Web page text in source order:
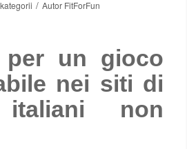
/ Autor FitForFun
per un gioco
nei siti di
non